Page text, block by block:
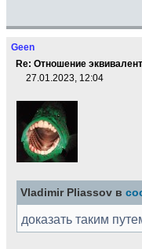
Geen
Re: Отношение
27.01.2023, 12:04
Vladimir Pliassov в
доказать таким